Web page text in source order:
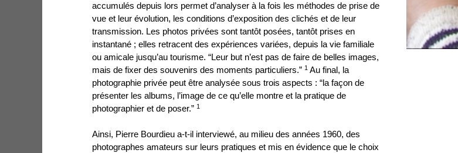
accumulés depuis lors permet d’analyser à la fois les méthodes de prise de
vue et leur évolution, les conditions d’exposition des clichés et de leur
transmission. Les photos privées sont tantôt posées, tantôt prises en
instantané ; elles retracent des expériences variées, depuis la vie familiale
ou amicale jusqu’au tourisme. “Leur but n’est pas de faire de belles images,
mais de fixer des souvenirs des moments particuliers.” 1 Au final, la
photographie privée peut être analysée sous trois aspects : “la façon de
présenter les albums, l’image de ce qu’elle montre et la pratique de
photographier et de poser.” 1
Ainsi, Pierre Bourdieu a-t-il interviewé, au milieu des années 1960, des
photographes amateurs sur leurs pratiques et mis en évidence que le choix